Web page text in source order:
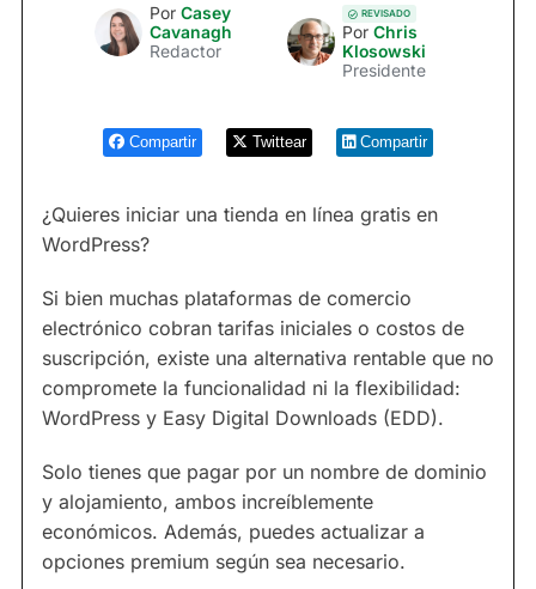
Por Casey
Cavanagh
Redactor
REVISADO
Por Chris
Klosowski
Presidente
Compartir Twittear Compartir
¿Quieres iniciar una tienda en línea gratis en
WordPress?
Si bien muchas plataformas de comercio
electrónico cobran tarifas iniciales o costos de
suscripción, existe una alternativa rentable que no
compromete la funcionalidad ni la flexibilidad:
WordPress y Easy Digital Downloads (EDD).
Solo tienes que pagar por un nombre de dominio
y alojamiento, ambos increíblemente
económicos. Además, puedes actualizar a
opciones premium según sea necesario.